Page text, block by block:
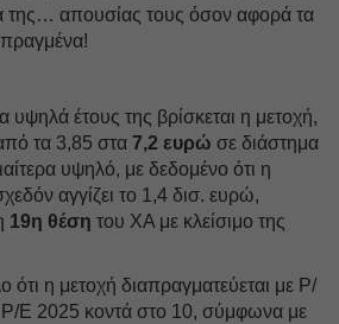
της… απουσίας τους όσον αφορά τα
υψηλά έτους της βρίσκεται η μετοχή,
τα 3,85 στα 7,2 ευρώ σε διάστημα
υψηλό, με δεδομένο ότι η
αγγίζει το 1,4 δισ. ευρώ,
19η θέση του ΧΑ με κλείσιμο της
ότι η μετοχή διαπραγματεύεται με P/
E 2025 κοντά στο 10, σύμφωνα με